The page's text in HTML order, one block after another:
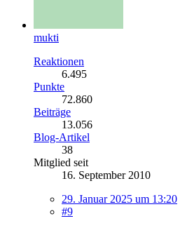
mukti
Reaktionen
6.495
Punkte
72.860
Beiträge
13.056
Blog-Artikel
38
Mitglied seit
16. September 2010
29. Januar 2025 um 13:20
#9